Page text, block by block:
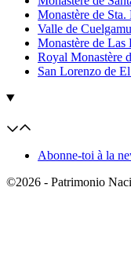
Monastère de
Valle de
Monastère de Las
Royal Monastère
San Lorenzo de
Abonne-toi à la
©2026 - Patrimonio